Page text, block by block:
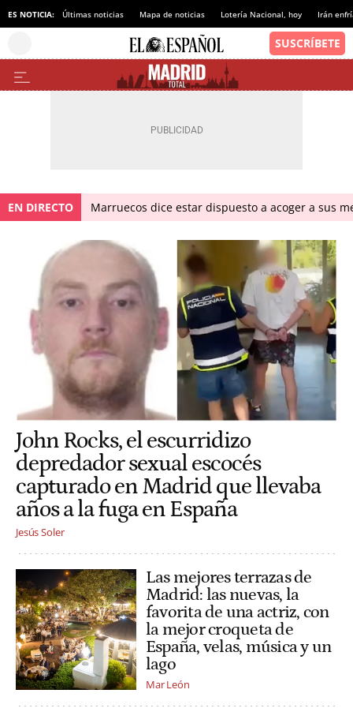
ES NOTICIA: Últimas noticias Mapa de noticias Lotería Nacional, hoy Irán
EN DIRECTO Marruecos dice estar dispuesto a acoger a sus
John Rocks, el escurridizo
depredador sexual escocés
capturado en Madrid que llevaba
años a la fuga en España
Jesús Soler
Las mejores terrazas de
Madrid: las nuevas, la
favorita de una actriz, con
la mejor croqueta de
España, velas, música y un
lago
Mar León